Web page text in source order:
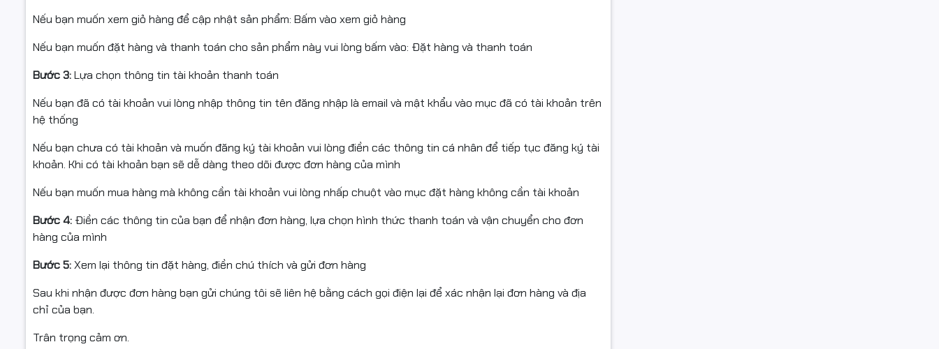
Nếu bạn muốn xem giỏ hàng để cập nhật sản phẩm: Bấm vào xem giỏ hàng
Nếu bạn muốn đặt hàng và thanh toán cho sản phẩm này vui lòng bấm vào: Đặt hàng và thanh toán
Bước 3:Lựa chọn thông tin tài khoản thanh toán
Nếu bạn đã có tài khoản vui lòng nhập thông tin tên đăng nhập là email và mật khẩu vào mục đã có tài khoản trên
hệ thống
Nếu bạn chưa có tài khoản và muốn đăng ký tài khoản vui lòng điền các thông tin cá nhân để tiếp tục đăng ký tài
khoản. Khi có tài khoản bạn sẽ dễ dàng theo dõi được đơn hàng của mình
Nếu bạn muốn mua hàng mà không cần tài khoản vui lòng nhấp chuột vào mục đặt hàng không cần tài khoản
Bước 4: Điền các thông tin của bạn để nhận đơn hàng, lựa chọn hình thức thanh toán và vận chuyển cho đơn
hàng của mình
Bước 5:Xem lại thông tin đặt hàng, điền chú thích và gửi đơn hàng
Sau khi nhận được đơn hàng bạn gửi chúng tôi sẽ liên hệ bằng cách gọi điện lại để xác nhận lại đơn hàng và địa
chỉ của bạn.
Trân trọng cảm ơn.